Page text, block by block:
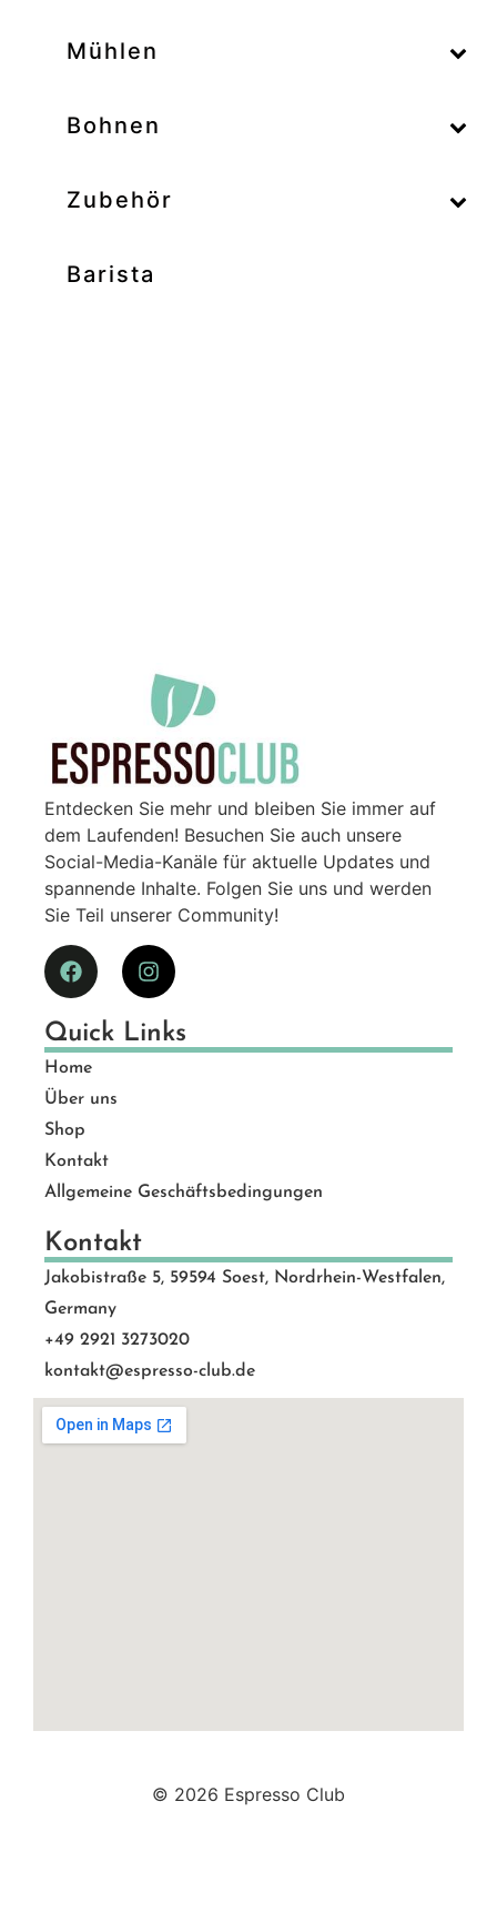
Mühlen
–
Bohnen
–
Zubehör
Barista
Entdecken Sie mehr und bleiben Sie immer auf
dem Laufenden! Besuchen Sie auch unsere
Social-Media-Kanäle für aktuelle Updates und
spannende Inhalte. Folgen Sie uns und werden
Sie Teil unserer Community!
Quick Links
Home
Über uns
Shop
Kontakt
Allgemeine Geschäftsbedingungen
Kontakt
Jakobistraße 5, 59594 Soest, Nordrhein-Westfalen,
Germany
+49 2921 3273020
kontakt@espresso-club.de
© 2026 Espresso Club